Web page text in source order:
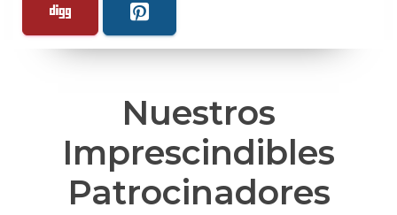
Nuestros
Imprescindibles
Patrocinadores